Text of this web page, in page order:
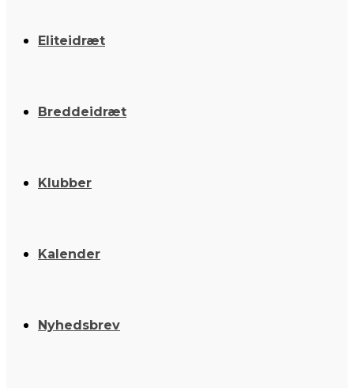
Eliteidræt
Breddeidræt
Klubber
Kalender
Nyhedsbrev